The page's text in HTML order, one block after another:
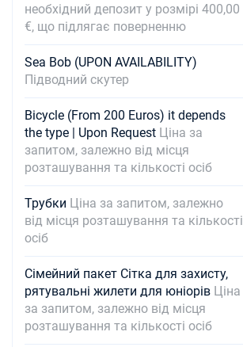
необхідний депозит у розмірі 400,00
€, що підлягає поверненню
Sea Bob (UPON AVAILABILITY)
Підводний скутер
Bicycle (From 200 Euros) it depends
the type | Upon Request Ціна за
запитом, залежно від місця
розташування та кількості осіб
Трубки Ціна за запитом, залежно
від місця розташування та кількості
осіб
Сімейний пакет Сітка для захисту,
рятувальні жилети для юніорів Ціна
за запитом, залежно від місця
розташування та кількості осіб